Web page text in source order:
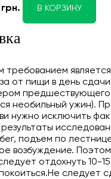
В КОРЗИНУ
требованием
от пищи в день
предшествующего
необильный ужин).
нужно исключить
подъем по
возбуждение.
отдохнуть 10-
следует